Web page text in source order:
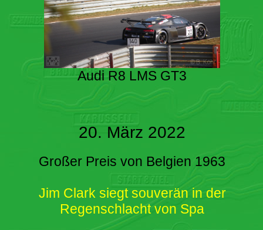
Audi R8 LMS GT3
20. März 2022
Großer Preis von Belgien 1963
Jim Clark siegt souverän in der
Regenschlacht von Spa